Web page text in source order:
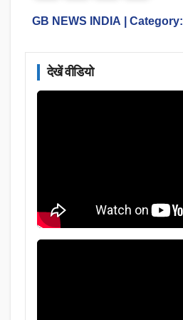
GB NEWS INDIA | Category:
देखें वीडियो